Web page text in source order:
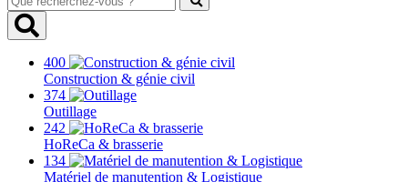
recherchez-
vous
400
Construction & génie civil
374
Outillage
242
HoReCa & brasserie
134
Matériel de manutention & Logistique